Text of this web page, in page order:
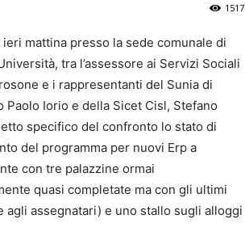
1517
mattina presso la sede comunale di
tra l’assessore ai Servizi Sociali
e i rappresentanti del Sunia di
Paolo Iorio e della Sicet Cisl, Stefano
specifico del confronto lo stato di
del programma per nuovi Erp a
con tre palazzine ormai
quasi completate ma con gli ultimi
assegnatari) e uno stallo sugli alloggi